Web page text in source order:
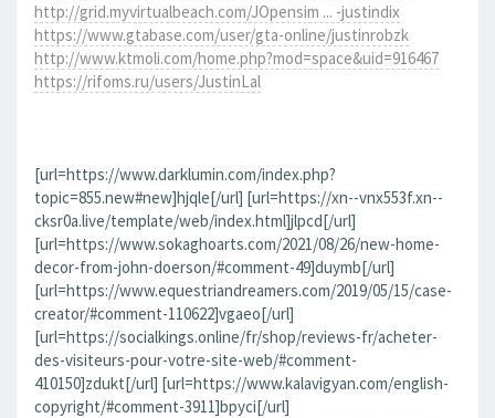
http://grid.myvirtualbeach.com/JOpensim ... -justindix
https://www.gtabase.com/user/gta-online/justinrobzk
http://www.ktmoli.com/home.php?mod=space&uid=916467
https://rifoms.ru/users/JustinLal
[url=https://www.darklumin.com/index.php?
topic=855.new#new]hjqle[/url] [url=https://xn--vnx553f.xn--
cksr0a.live/template/web/index.html]jlpcd[/url]
[url=https://www.sokaghoarts.com/2021/08/26/new-home-
decor-from-john-doerson/#comment-49]duymb[/url]
[url=https://www.equestriandreamers.com/2019/05/15/case-
creator/#comment-110622]vgaeo[/url]
[url=https://socialkings.online/fr/shop/reviews-fr/acheter-
des-visiteurs-pour-votre-site-web/#comment-
410150]zdukt[/url] [url=https://www.kalavigyan.com/english-
copyright/#comment-3911]bpyci[/url]